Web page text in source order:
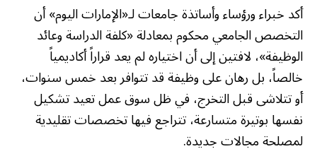
أكد خبراء ورؤساء وأساتذة جامعات لـ«الإمارات اليوم» أن
التخصص الجامعي محكوم بمعادلة «كلفة الدراسة وعائد
الوظيفة»، لافتين إلى أن اختياره لم يعد قراراً أكاديمياً
خالصاً، بل رهان على وظيفة قد تتوافر بعد خمس سنوات،
أو تتلاشى قبل التخرج، في ظل سوق عمل تعيد تشكيل
نفسها بوتيرة متسارعة، تتراجع فيها تخصصات تقليدية
لمصلحة مجالات جديدة.